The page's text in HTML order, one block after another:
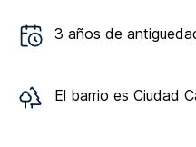
3 años de
El barrio es Ciudad